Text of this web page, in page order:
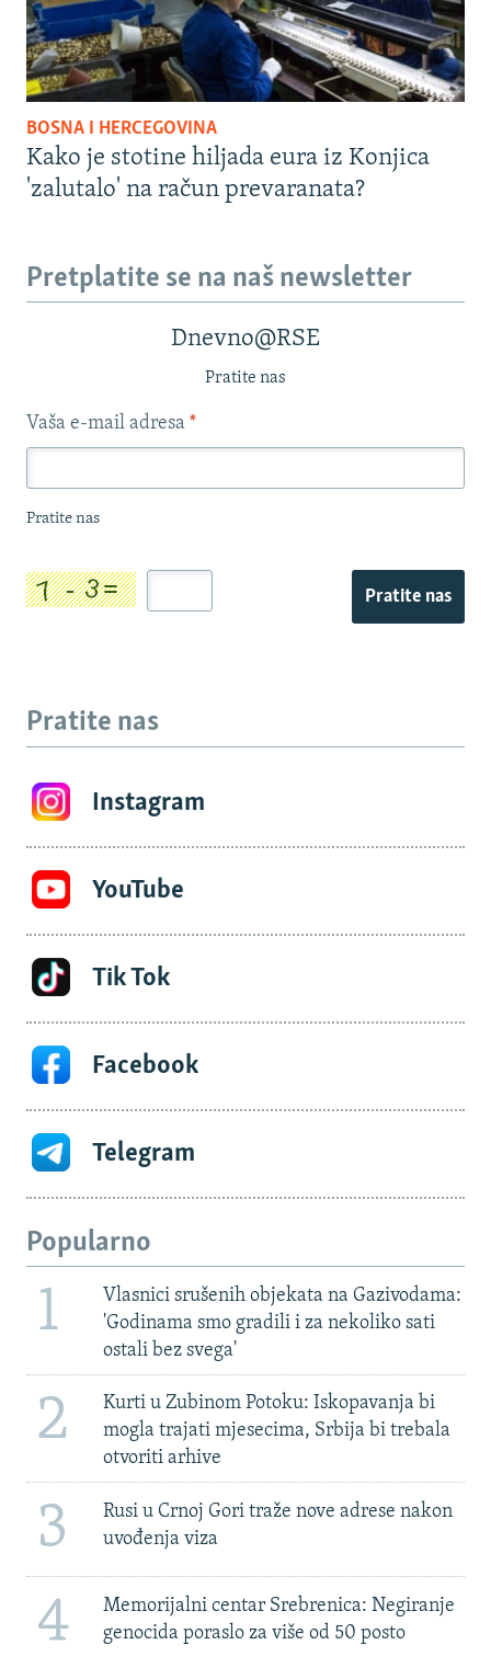
BOSNA I HERCEGOVINA
Kako je stotine hiljada eura iz Konjica
'zalutalo' na račun prevaranata?
Pretplatite se na naš newsletter
Dnevno@RSE
Pratite nas
Vaša e-mail adresa *
Pratite nas
Pratite nas
Pratite nas
Instagram
YouTube
Tik Tok
Facebook
Telegram
Popularno
1
Vlasnici srušenih objekata na Gazivodama:
'Godinama smo gradili i za nekoliko sati
ostali bez svega'
2
Kurti u Zubinom Potoku: Iskopavanja bi
mogla trajati mjesecima, Srbija bi trebala
otvoriti arhive
3
Rusi u Crnoj Gori traže nove adrese nakon
uvođenja viza
4
Memorijalni centar Srebrenica: Negiranje
genocida poraslo za više od 50 posto